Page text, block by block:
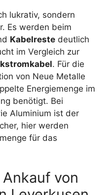
lukrativ, sondern
Es werden beim
Kabelreste deutlich
im Vergleich zur
. Für die
von Neue Metalle
Energiemenge im
benötigt. Bei
Aluminium ist der
hier werden
für das
von